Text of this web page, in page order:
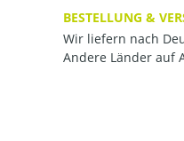
BESTELLUNG &
Wir liefern nach
Andere Länder auf